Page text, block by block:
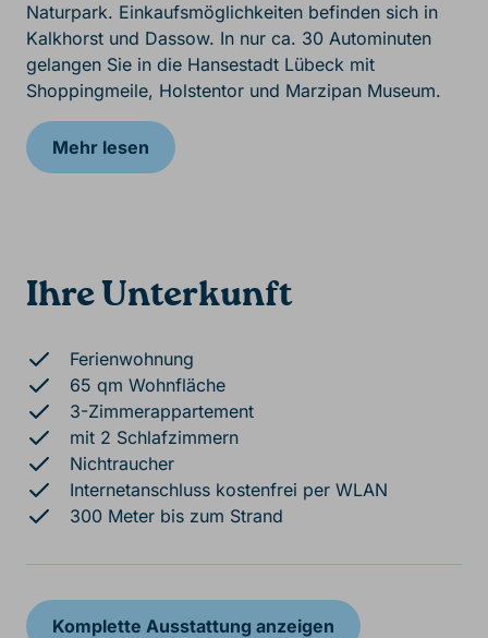
Naturpark. Einkaufsmöglichkeiten befinden sich in
Kalkhorst und Dassow. In nur ca. 30 Autominuten
gelangen Sie in die Hansestadt Lübeck mit
Shoppingmeile, Holstentor und Marzipan Museum.
Mehr lesen
Ihre Unterkunft
Ferienwohnung
65 qm Wohnfläche
3-Zimmerappartement
mit 2 Schlafzimmern
Nichtraucher
Internetanschluss kostenfrei per WLAN
300 Meter bis zum Strand
Komplette Ausstattung anzeigen